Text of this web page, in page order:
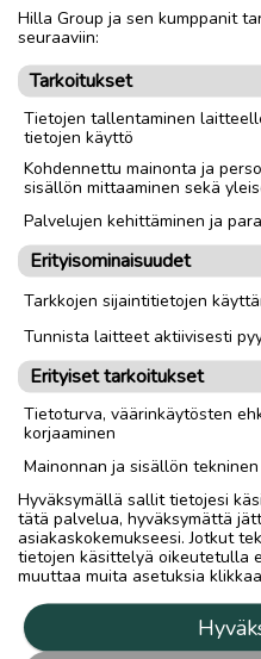
Hilla Group ja sen kumppanit
seuraaviin:
Tarkoitukset
Tietojen tallentaminen
tietojen käyttö
Kohdennettu mainonta ja
sisällön mittaaminen sekä
Palvelujen kehittäminen ja
Erityisominaisuudet
Tarkkojen sijaintitietojen
Tunnista laitteet aktiivisesti
Erityiset tarkoitukset
Tietoturva, väärinkäytösten
korjaaminen
Mainonnan ja sisällön
Hyväksymällä sallit tietojesi
tätä palvelua, hyväksymättä
asiakaskokemukseesi. Jotkut
tietojen käsittelyä oikeutetulla
muuttaa muita asetuksia